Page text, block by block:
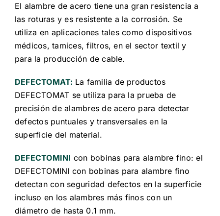
El alambre de acero tiene una gran resistencia a
las roturas y es resistente a la corrosión. Se
utiliza en aplicaciones tales como dispositivos
médicos, tamices, filtros, en el sector textil y
para la producción de cable.
DEFECTOMAT: La familia de productos
DEFECTOMAT se utiliza para la prueba de
precisión de alambres de acero para detectar
defectos puntuales y transversales en la
superficie del material.
DEFECTOMINI con bobinas para alambre fino: el
DEFECTOMINI con bobinas para alambre fino
detectan con seguridad defectos en la superficie
incluso en los alambres más finos con un
diámetro de hasta 0.1 mm.